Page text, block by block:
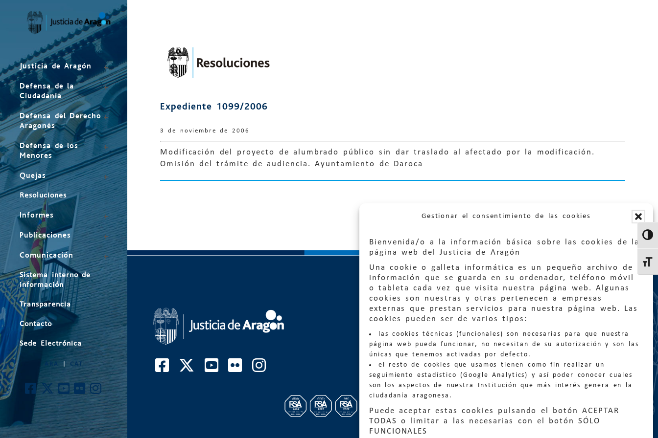
Gestionar el consentimiento de las cookies
Bienvenida/o a la información básica sobre las cookies de la
página web del Justicia de Aragón
Una cookie o galleta informática es un pequeño archivo de
información que se guarda en su ordenador, teléfono móvil
o tableta cada vez que visita nuestra página web. Algunas
cookies son nuestras y otras pertenecen a empresas
externas que prestan servicios para nuestra página web. Las
cookies pueden ser de varios tipos:
las cookies técnicas (funcionales) son necesarias para que nuestra
página web pueda funcionar, no necesitan de su autorización y son las
únicas que tenemos activadas por defecto.
el resto de cookies que usamos tienen como fin realizar un
seguimiento estadístico (Google Analytics) y así poder conocer cuales
son los aspectos de nuestra Institución que más interés genera en la
ciudadanía aragonesa.
Puede aceptar estas cookies pulsando el botón ACEPTAR
TODAS o limitar a las necesarias con el botón SÓLO
FUNCIONALES
Justicia de Aragón
Defensa de la
Ciudadanía
Defensa del Derecho
Aragonés
Defensa de los
Menores
Quejas
Resoluciones
Informes
Publicaciones
Comunicación
Sistema interno de
información
Transparencia
Contacto
Sede Electrónica
CAT
Expediente 1099/2006
3 de noviembre de 2006
Modificación del proyecto de alumbrado público sin dar traslado al afectado por la modificación.
Omisión del trámite de audiencia. Ayuntamiento de Daroca
Quejas:quejas@eljusticiadearagon.es
Información general:
informacion@eljusticiadearagon.es
Teléfonos: 900 210 210/ 976 399 354